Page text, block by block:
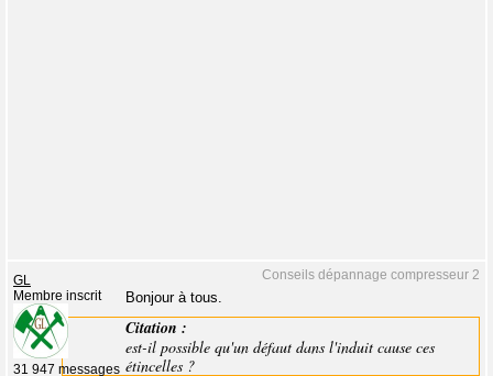
Conseils dépannage compresseur 2
GL
Membre inscrit
31 947 messages
Bonjour à tous.
Citation :
est-il possible qu'un défaut dans l'induit cause ces
étincelles ?